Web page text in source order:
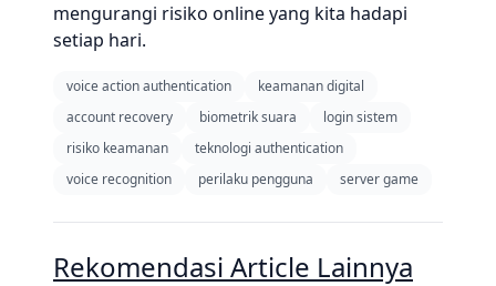
mengurangi risiko online yang kita hadapi
setiap hari.
voice action authentication
keamanan digital
account recovery
biometrik suara
login sistem
risiko keamanan
teknologi authentication
voice recognition
perilaku pengguna server game
Rekomendasi Article Lainnya